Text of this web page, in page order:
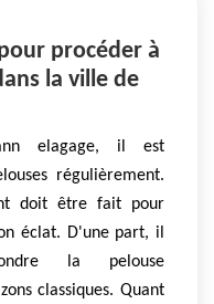
procéder à
la ville de
elagage, il est
régulièrement.
doit être fait pour
éclat. D'une part, il
la pelouse
classiques. Quant